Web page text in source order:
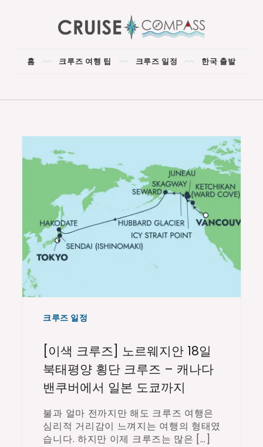
CRUISE COMPASS
홈 크루즈 여행 팁 크루즈 일정 한국 출발
크루즈 일정
[이색 크루즈] 노르웨지안 18일
북태평양 횡단 크루즈 – 캐나다
밴쿠버에서 일본 도쿄까지
불과 얼마 전까지만 해도 크루즈 여행은
심리적 거리감이 느껴지는 여행의 형태였
습니다. 하지만 이제 크루즈는 많은 […]